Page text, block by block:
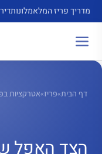
לדלג
לתוכן
מדריך פריז המלאמלונות
דף הבית»פריז»אטרקציות
הצד האפל